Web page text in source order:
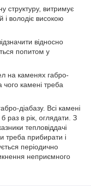
структуру, витримує
і володіє високою
відносно
попитом у
на каменях габро-
чого камені треба
діабазу. Всі камені
раз в рік, оглядати. З
тепловіддачі
треба прибирати і
періодично
неприємного